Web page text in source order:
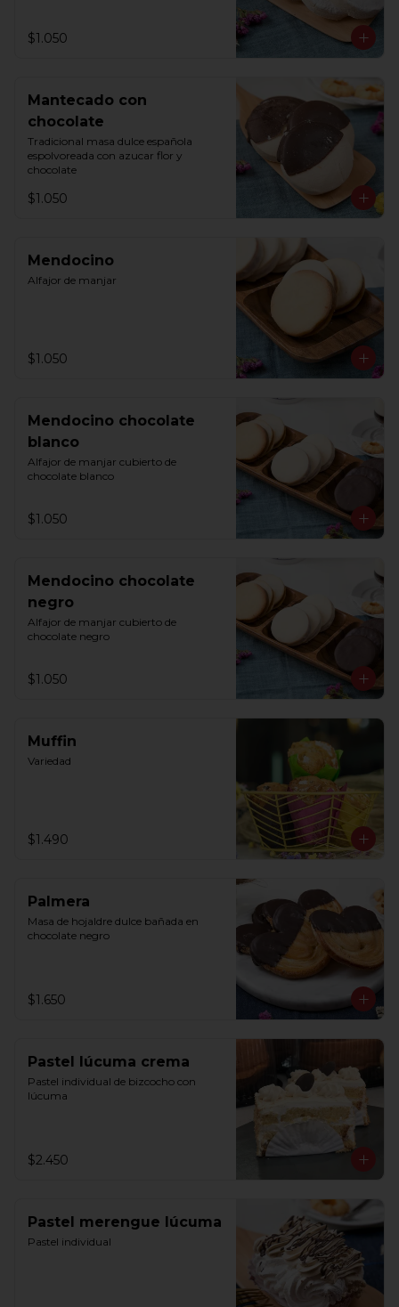
$1.050
Mantecado con
chocolate
Tradicional masa dulce española
espolvoreada con azucar flor y
chocolate
$1.050
Mendocino
Alfajor de manjar
$1.050
Mendocino chocolate
blanco
Alfajor de manjar cubierto de
chocolate blanco
$1.050
Mendocino chocolate
negro
Alfajor de manjar cubierto de
chocolate negro
$1.050
Muffin
Variedad
$1.490
Palmera
Masa de hojaldre dulce bañada en
chocolate negro
$1.650
Pastel lúcuma crema
Pastel individual de bizcocho con
lúcuma
$2.450
Pastel merengue lúcuma
Pastel individual